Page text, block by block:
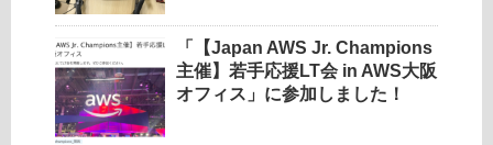
「【Japan AWS Jr. Champions
主催】若手応援LT会 in AWS大阪
オフィス」に参加しました！